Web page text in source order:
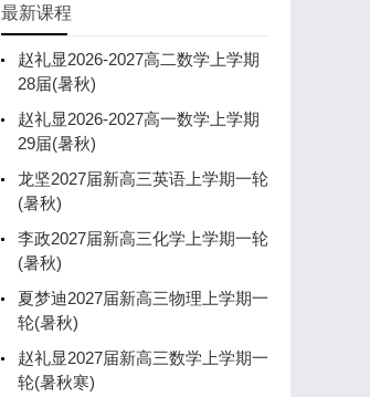
最新课程
赵礼显2026-2027高二数学上学期
28届(暑秋)
赵礼显2026-2027高一数学上学期
29届(暑秋)
龙坚2027届新高三英语上学期一轮
(暑秋)
李政2027届新高三化学上学期一轮
(暑秋)
夏梦迪2027届新高三物理上学期一
轮(暑秋)
赵礼显2027届新高三数学上学期一
轮(暑秋寒)